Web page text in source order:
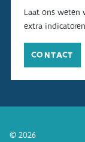
Laat ons weten
extra
CONTACT
© 2026